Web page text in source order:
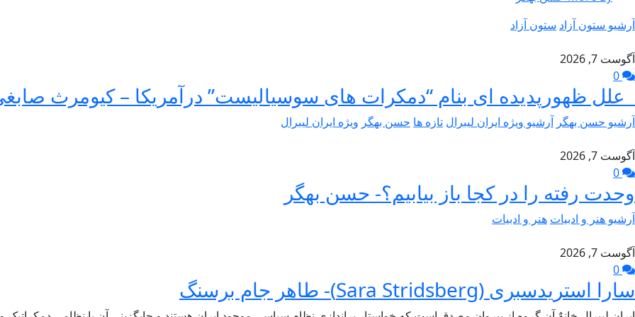
آرشیو ستون آزاد ستون آزاد
آگوست 7, 2026
علل ظهورپدیده ای بنام “دمکرات های سوسیالیست” درآمریکا – کیومرث
آرشیو حسن بهگر آرشیو ویژه ایران لیبرال تازه ها حسن بهگر ویژه ایران لیبرال
آگوست 7, 2026
وحدت رفته را در کجا باز بیابیم؟- حسن بهگر
آرشیو هنر و ادبیات هنر و ادبیات
آگوست 7, 2026
سارا استریدسبری (Sara Stridsberg)- طاهر جام برسنگ